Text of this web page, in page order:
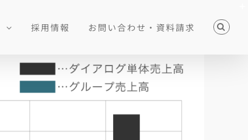
採用情報 お問い合わせ・資料請求